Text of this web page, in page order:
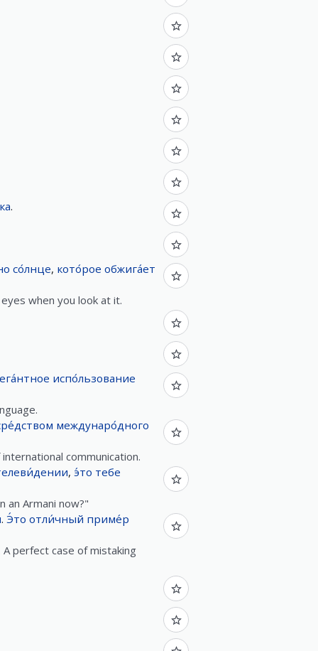
.
со́лнце, кото́рое обжига́ет
when you look at it.
испо́льзование
междунаро́дного
communication.
, э́то тебе
an Armani now?"
. Э́то отли́чный приме́р
A perfect case of mistaking